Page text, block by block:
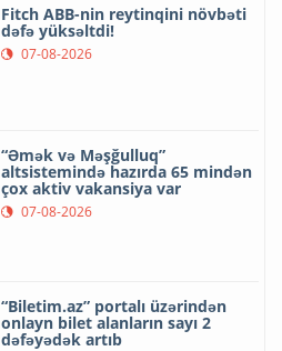
Fitch ABB-nin reytinqini növbəti
dəfə yüksəltdi!
07-08-2026
“Əmək və Məşğulluq”
altsistemində hazırda 65 mindən
çox aktiv vakansiya var
07-08-2026
“Biletim.az” portalı üzərindən
onlayn bilet alanların sayı 2
dəfəyədək artıb